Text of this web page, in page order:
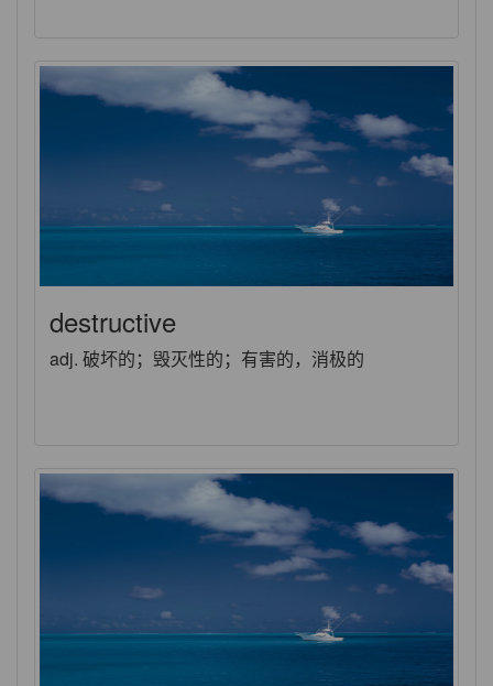
destructive
adj. 破坏的；毁灭性的；有害的，消极的